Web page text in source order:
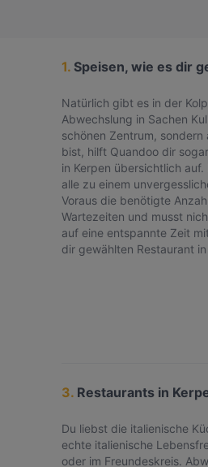
1. Speisen, wie es dir
Natürlich gibt es in der
Abwechslung in Sachen
schönen Zentrum,
bist, hilft Quandoo dir
in Kerpen übersichtlich
alle zu einem
Voraus die benötigte
Wartezeiten und musst
auf eine entspannte Zeit
dir gewählten Restaurant
3. Restaurants in
Du liebst die italienische
echte italienische
oder im Freundeskreis.